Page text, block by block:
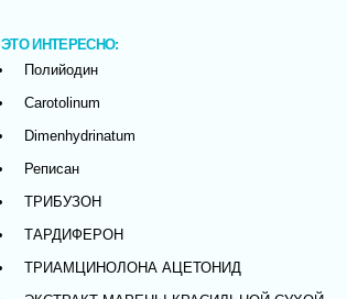
ЭТО ИНТЕРЕСНО:
Полийодин
Carotolinum
Dimenhydrinatum
Реписан
ТРИБУЗОН
ТАРДИФЕРОН
ТРИАМЦИНОЛОНА АЦЕТОНИД